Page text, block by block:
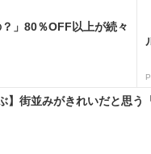
」80％OFF以上が続々
】街並みがきれいだと思